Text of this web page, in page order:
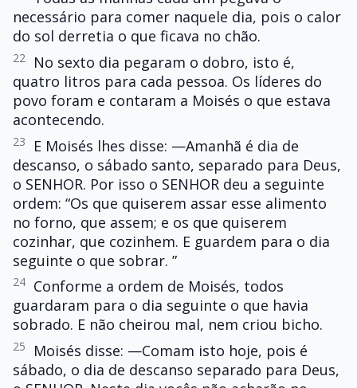
necessário para comer naquele dia, pois o calor
do sol derretia o que ficava no chão.
22
No sexto dia pegaram o dobro, isto é,
quatro litros para cada pessoa. Os líderes do
povo foram e contaram a Moisés o que estava
acontecendo.
23
E Moisés lhes disse: —Amanhã é dia de
descanso, o sábado santo, separado para Deus,
o SENHOR. Por isso o SENHOR deu a seguinte
ordem: “Os que quiserem assar esse alimento
no forno, que assem; e os que quiserem
cozinhar, que cozinhem. E guardem para o dia
seguinte o que sobrar. ”
24 Conforme a ordem de Moisés, todos
guardaram para o dia seguinte o que havia
sobrado. E não cheirou mal, nem criou bicho.
25
Moisés disse: —Comam isto hoje, pois é
sábado, o dia de descanso separado para Deus,